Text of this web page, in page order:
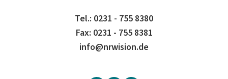
Tel.: 0231 - 755 8380
Fax: 0231 - 755 8381
info@nrwision.de